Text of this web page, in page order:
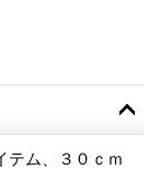
テム、３０ｃｍ